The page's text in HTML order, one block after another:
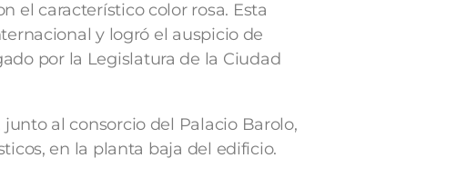
el característico color rosa. Esta
y logró el auspicio de
por la Legislatura de la Ciudad
al consorcio del Palacio Barolo,
en la planta baja del edificio.